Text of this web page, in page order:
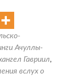
Ачуллы-
Гавриил,
вслух о